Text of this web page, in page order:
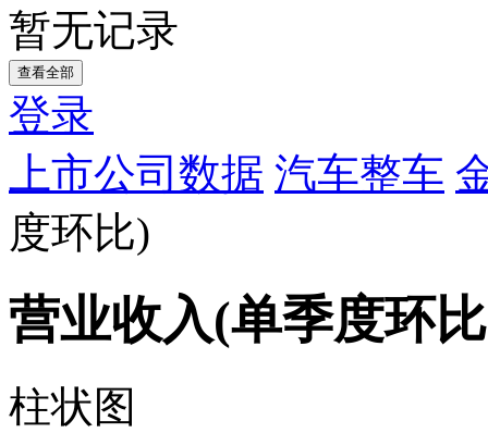
暂无记录
查看全部
登录
上市公司数据 汽车整车
度环比)
营业收入(单季度环
柱状图